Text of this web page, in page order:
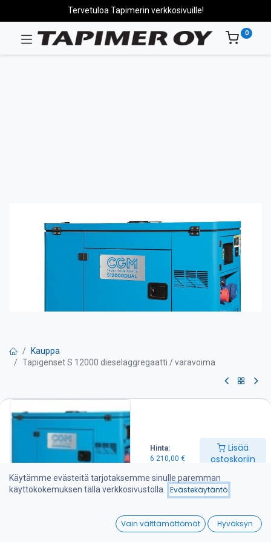
Hinta:
6 210,00 €
Lisää
ostoskoriin
Wishlist
Tervetuloa Tapimerin verkkosivuille!
0
Kauppa
Tapigenset S 12000 dieselaggregaatti / varavoima
Tapigenset S 12000
dieselaggregaatti / varavoima
Pyydä tarjous
Kompakti aggregaatti varavoimaksi. Aggregaatissa on on
yksivaiheinen/kolmivaiheinen jännitteen valitsin sekä
Käytämme evästeitä tarjotaksemme sinulle paremman
käyttökokemuksen tällä verkkosivustolla.
Evästekäytäntö
Vain välttämättömät Hyväksyn